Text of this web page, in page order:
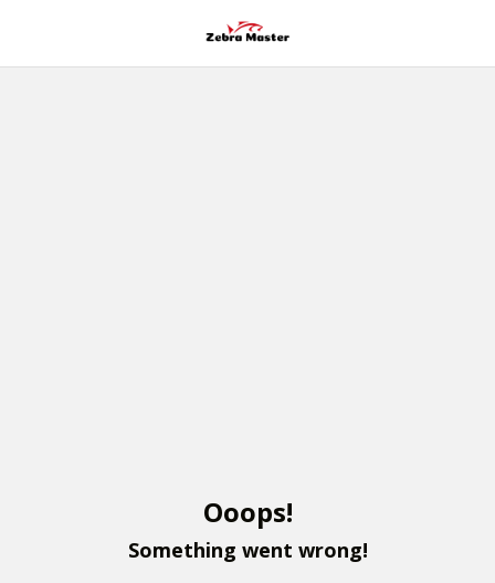
Ooops!
Something went wrong!